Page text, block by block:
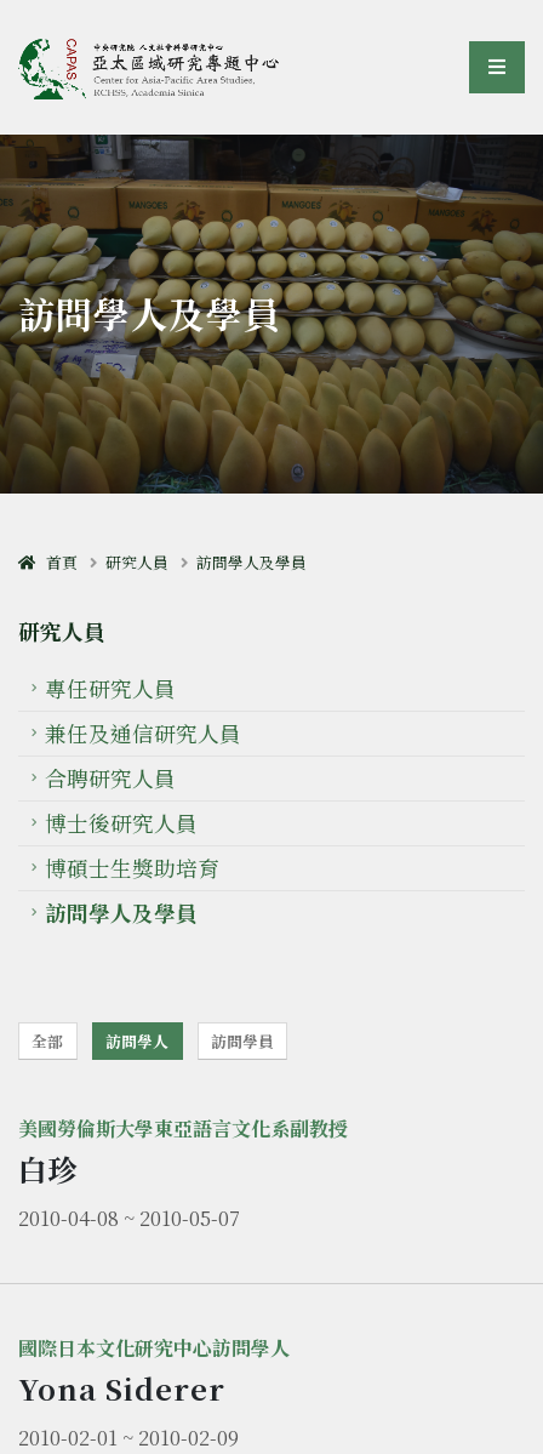
亞太區域研究專題中心選
:::
訪問學人及學員
首頁 研究人員 訪問學人及學員
研究人員
專任研究人員
兼任及通信研究人員
合聘研究人員
博士後研究人員
博碩士生獎助培育
訪問學人及學員
全部 訪問學人 訪問學員
美國勞倫斯大學東亞語言文化系副教授
白珍
2010-04-08 ~ 2010-05-07
國際日本文化研究中心訪問學人
Yona Siderer
2010-02-01 ~ 2010-02-09